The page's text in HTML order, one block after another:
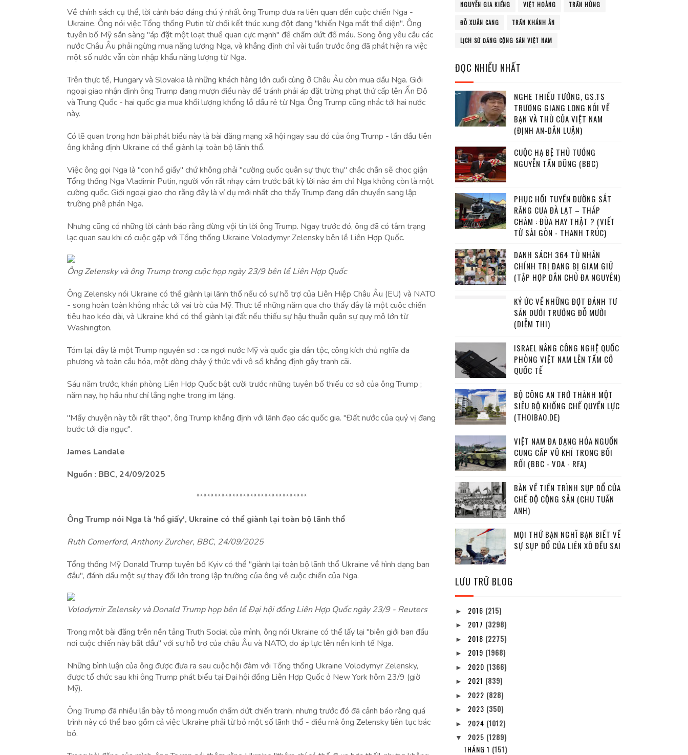
Về chính sách cụ thể, lời cảnh báo đáng chú ý nhất ông Trump đưa ra liên quan đến cuộc chiến Nga -
Ukraine. Ông nói việc Tổng thống Putin từ chối kết thúc xung đột đang "khiến Nga mất thể diện". Ông
tuyên bố Mỹ sẵn sàng "áp đặt một loạt thuế quan cực mạnh" để chấm dứt đổ máu. Song ông yêu cầu các
nước Châu Âu phải ngừng mua năng lượng Nga, và khẳng định chỉ vài tuần trước ông đã phát hiện ra việc
một số nước vẫn còn nhập khẩu năng lượng từ Nga.
Trên thực tế, Hungary và Slovakia là những khách hàng lớn cuối cùng ở Châu Âu còn mua dầu Nga. Giới
ngoại giao nhận định ông Trump đang mượn điều này để tránh phải áp đặt trừng phạt thứ cấp lên Ấn Độ
và Trung Quốc - hai quốc gia mua khối lượng khổng lồ dầu rẻ từ Nga. Ông Trump cũng nhắc tới hai nước
này.
Có lẽ quan trọng hơn bài phát biểu này là bài đăng mạng xã hội ngay sau đó của ông Trump - lần đầu tiên
ông khẳng định Ukraine có thể giành lại toàn bộ lãnh thổ.
Việc ông gọi Nga là "con hổ giấy" chứ không phải "cường quốc quân sự thực thụ" chắc chắn sẽ chọc giận
Tổng thống Nga Vladimir Putin, người vốn rất nhạy cảm trước bất kỳ lời nào ám chỉ Nga không còn là một
cường quốc. Giới ngoại giao cho rằng đây là ví dụ mới nhất cho thấy Trump đang dần chuyển sang lập
trường phê phán Nga.
Nhưng cũng có những lời cảnh báo rằng đừng vội tin lời ông Trump. Ngay trước đó, ông đã có tâm trạng
lạc quan sau khi có cuộc gặp với Tổng thống Ukraine Volodymyr Zelensky bên lề Liên Hợp Quốc.
Ông Zelensky và ông Trump trong cuộc họp ngày 23/9 bên lề Liên Hợp Quốc
Ông Zelensky nói Ukraine có thể giành lại lãnh thổ nếu có sự hỗ trợ của Liên Hiệp Châu Âu (EU) và NATO
- song hoàn toàn không nhắc tới vai trò của Mỹ. Thực tế những năm qua cho thấy đây là một cuộc chiến
tiêu hao kéo dài, và Ukraine khó có thể giành lại đất nếu thiếu sự hậu thuẫn quân sự quy mô lớn từ
Washington.
Tóm lại, đây là một Trump nguyên sơ : ca ngợi nước Mỹ và quốc gia dân tộc, công kích chủ nghĩa đa
phương và toàn cầu hóa, một dòng chảy ý thức với vô số khẳng định gây tranh cãi.
Sáu năm trước, khán phòng Liên Hợp Quốc bật cười trước những tuyên bố thiếu cơ sở của ông Trump ;
năm nay, họ hầu như chỉ lắng nghe trong im lặng.
"Mấy chuyện này tôi rất thạo", ông Trump khẳng định với lãnh đạo các quốc gia. "Đất nước của quý vị đang
bước tới địa ngục".
James Landale
Nguồn : BBC, 24/09/2025
*******************************
Ông Trump nói Nga là 'hổ giấy', Ukraine có thể giành lại toàn bộ lãnh thổ
Ruth Comerford, Anthony Zurcher, BBC, 24/09/2025
Tổng thống Mỹ Donald Trump tuyên bố Kyiv có thể "giành lại toàn bộ lãnh thổ Ukraine về hình dạng ban
đầu", đánh dấu một sự thay đổi lớn trong lập trường của ông về cuộc chiến của Nga.
Volodymir Zelensky và Donald Trump họp bên lề Đại hội đồng Liên Hợp Quốc ngày 23/9 - Reuters
Trong một bài đăng trên nền tảng Truth Social của mình, ông nói Ukraine có thể lấy lại "biên giới ban đầu
nơi cuộc chiến này bắt đầu" với sự hỗ trợ của châu Âu và NATO, do áp lực lên nền kinh tế Nga.
Những bình luận của ông được đưa ra sau cuộc hội đàm với Tổng thống Ukraine Volodymyr Zelensky,
được tổ chức sau khi ông Trump phát biểu tại Đại hội đồng Liên Hợp Quốc ở New York hôm 23/9 (giờ
Mỹ).
Ông Trump đã nhiều lần bày tỏ mong muốn chấm dứt chiến tranh, nhưng trước đó đã cảnh báo rằng quá
trình này có thể bao gồm cả việc Ukraine phải từ bỏ một số lãnh thổ - điều mà ông Zelensky liên tục bác
bỏ.
NGUYỄN GIA KIỂNG VIỆT HOÀNG TRẦN HÙNG
ĐỖ XUÂN CANG TRẦN KHÁNH ÂN
LỊCH SỬ ĐẢNG CỘNG SẢN VIỆT NAM
ĐỌC NHIỀU NHẤT
NGHE THIẾU TƯỚNG, GS.TS
TRƯƠNG GIANG LONG NÓI VỀ
BẠN VÀ THÙ CỦA VIỆT NAM
(ĐỊNH AN-DÂN LUẬN)
CUỘC HẠ BỆ THỦ TƯỚNG
NGUYỄN TẤN DŨNG (BBC)
PHỤC HỒI TUYẾN ĐƯỜNG SẮT
RĂNG CƯA ĐÀ LẠT – THÁP
CHÀM : ĐÙA HAY THẬT ? (VIẾT
TỪ SÀI GÒN - THANH TRÚC)
DANH SÁCH 364 TÙ NHÂN
CHÍNH TRỊ ĐANG BỊ GIAM GIỮ
(TẬP HỢP DÂN CHỦ ĐA NGUYÊN)
KÝ ỨC VỀ NHỮNG ĐỢT ĐÁNH TƯ
SẢN DƯỚI TRƯỚNG ĐỖ MƯỜI
(DIỄM THI)
ISRAEL NÂNG CÔNG NGHỆ QUỐC
PHÒNG VIỆT NAM LÊN TẦM CỠ
QUỐC TẾ
BỘ CÔNG AN TRỞ THÀNH MỘT
SIÊU BỘ KHỐNG CHẾ QUYỀN LỰC
(THOIBAO.DE)
VIỆT NAM ĐA DẠNG HÓA NGUỒN
CUNG CẤP VŨ KHÍ TRONG BỐI
RỐI (BBC - VOA - RFA)
BÀN VỀ TIẾN TRÌNH SỤP ĐỔ CỦA
CHẾ ĐỘ CỘNG SẢN (CHU TUẤN
ANH)
MỌI THỨ BẠN NGHĨ BẠN BIẾT VỀ
SỰ SỤP ĐỔ CỦA LIÊN XÔ ĐỀU SAI
LƯU TRỮ BLOG
► 2016 (215)
► 2017 (3298)
► 2018 (2275)
► 2019 (1968)
► 2020 (1366)
► 2021 (839)
► 2022 (828)
► 2023 (350)
► 2024 (1012)
▼ 2025 (1289)
THÁNG 1 (151)